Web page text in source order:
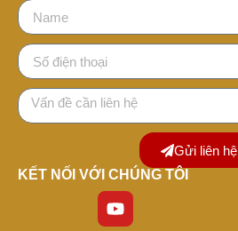
Gửi liên hệ
KẾT NỐI VỚI CHÚNG TÔI